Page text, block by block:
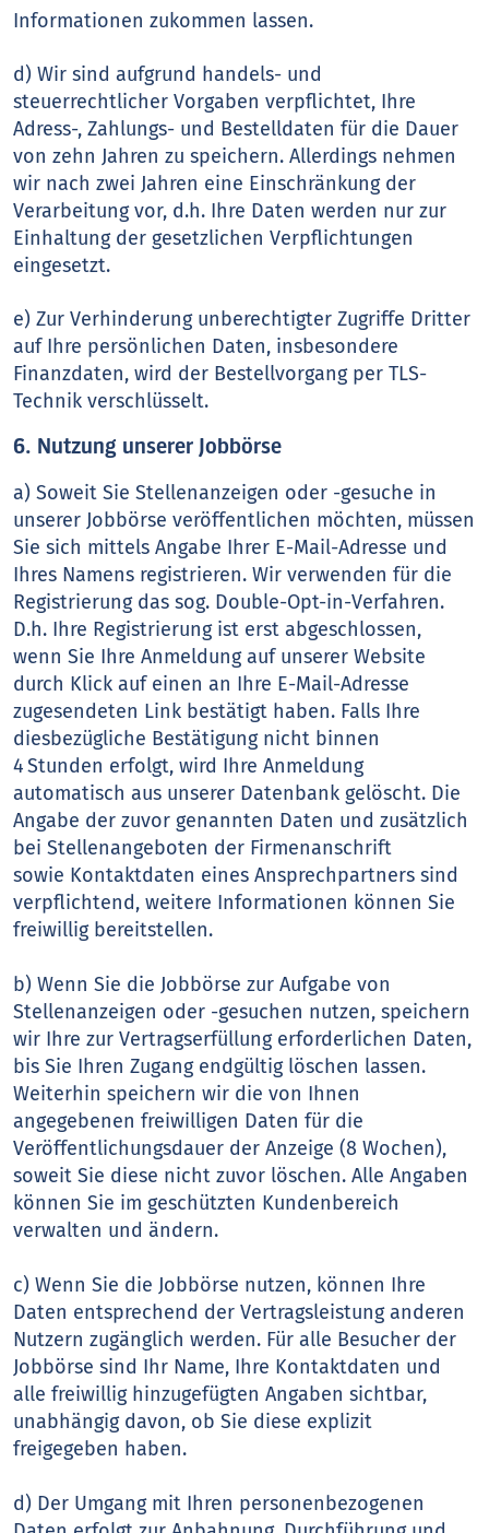
Informationen zukommen lassen.
d) Wir sind aufgrund handels- und
steuerrechtlicher Vorgaben verpflichtet, Ihre
Adress-, Zahlungs- und Bestelldaten für die Dauer
von zehn Jahren zu speichern. Allerdings nehmen
wir nach zwei Jahren eine Einschränkung der
Verarbeitung vor, d.h. Ihre Daten werden nur zur
Einhaltung der gesetzlichen Verpflichtungen
eingesetzt.
e) Zur Verhinderung unberechtigter Zugriffe Dritter
auf Ihre persönlichen Daten, insbesondere
Finanzdaten, wird der Bestellvorgang per TLS-
Technik verschlüsselt.
6. Nutzung unserer Jobbörse
a) Soweit Sie Stellenanzeigen oder -gesuche in
unserer Jobbörse veröffentlichen möchten, müssen
Sie sich mittels Angabe Ihrer E-Mail-Adresse und
Ihres Namens registrieren. Wir verwenden für die
Registrierung das sog. Double-Opt-in-Verfahren.
D.h. Ihre Registrierung ist erst abgeschlossen,
wenn Sie Ihre Anmeldung auf unserer Website
durch Klick auf einen an Ihre E-Mail-Adresse
zugesendeten Link bestätigt haben. Falls Ihre
diesbezügliche Bestätigung nicht binnen
4 Stunden erfolgt, wird Ihre Anmeldung
automatisch aus unserer Datenbank gelöscht. Die
Angabe der zuvor genannten Daten und zusätzlich
bei Stellenangeboten der Firmenanschrift
sowie Kontaktdaten eines Ansprechpartners sind
verpflichtend, weitere Informationen können Sie
freiwillig bereitstellen.
b) Wenn Sie die Jobbörse zur Aufgabe von
Stellenanzeigen oder -gesuchen nutzen, speichern
wir Ihre zur Vertragserfüllung erforderlichen Daten,
bis Sie Ihren Zugang endgültig löschen lassen.
Weiterhin speichern wir die von Ihnen
angegebenen freiwilligen Daten für die
Veröffentlichungsdauer der Anzeige (8 Wochen),
soweit Sie diese nicht zuvor löschen. Alle Angaben
können Sie im geschützten Kundenbereich
verwalten und ändern.
c) Wenn Sie die Jobbörse nutzen, können Ihre
Daten entsprechend der Vertragsleistung anderen
Nutzern zugänglich werden. Für alle Besucher der
Jobbörse sind Ihr Name, Ihre Kontaktdaten und
alle freiwillig hinzugefügten Angaben sichtbar,
unabhängig davon, ob Sie diese explizit
freigegeben haben.
d) Der Umgang mit Ihren personenbezogenen